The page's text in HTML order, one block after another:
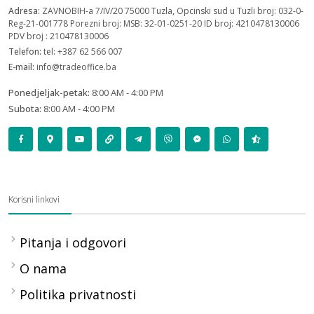
Adresa: ZAVNOBIH-a 7/IV/20 75000 Tuzla, Opcinski sud u Tuzli broj: 032-0-
Reg-21-001778 Porezni broj: MSB: 32-01-0251-20 ID broj: 4210478130006
PDV broj : 210478130006
Telefon: tel: +387 62 566 007
E-mail: info@tradeoffice.ba
Ponedjeljak-petak: 8:00 AM - 4:00 PM
Subota: 8:00 AM - 4:00 PM
Korisni linkovi
Pitanja i odgovori
O nama
Politika privatnosti